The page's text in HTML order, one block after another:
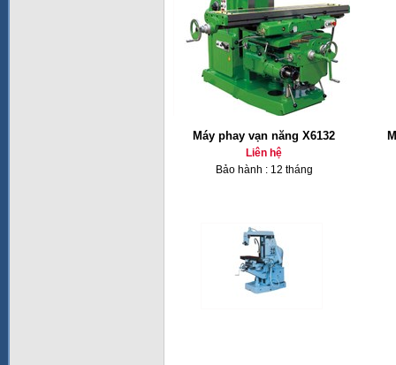
Máy phay vạn năng X6132
Liên hệ
Bảo hành : 12 tháng